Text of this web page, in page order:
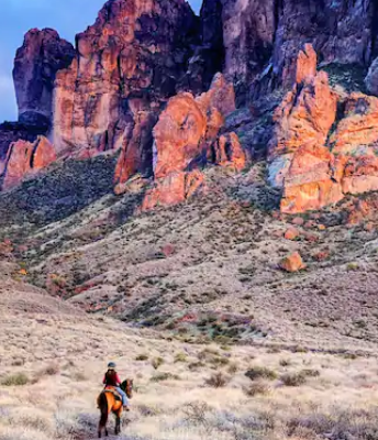
și în jos sau prin gesturi de atingere ori glisare.